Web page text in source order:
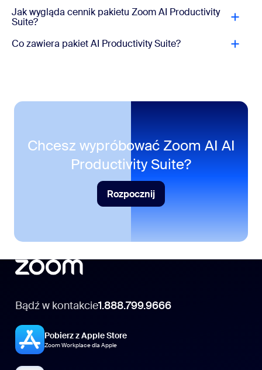
Hub
Tłumaczenie dźwięku na żywo dla Zoom Meetings
Działania AI i funkcje agentowe zużywają kredyty AI.
Jak wygląda cennik pakietu Zoom AI Productivity
Suite?
Co zawiera pakiet AI Productivity Suite?
Chcesz wypróbować Zoom AI AI
Productivity Suite?
Rozpocznij
Rozpocznij
Bądź w kontakcie1.888.799.9666
Pobierz z Apple Store
Zoom Workplace dla Apple